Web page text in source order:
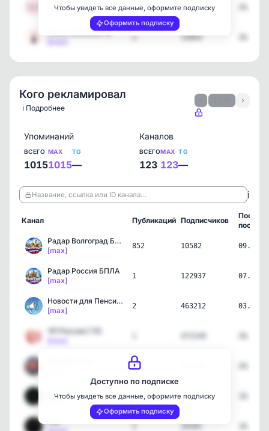
[max]
2 32515
Сozy motivation 👑
2 15854
Чтобы увидеть все данные, оформите подписку
Оформить подписку
Кого рекламировал
ℹ️ Подробнее
›
Упоминаний
ВСЕГО
1015
MAX
1015
TG
—
Каналов
ВСЕГО
123
MAX
123
TG
—
Название, ссылка или ID канала… ℹ️
Канал Публикаций Подписчиков
пост
Радар Волгоград БПЛА
[max]
852 10582
Радар Россия БПЛА
[max]
1 122937
Новости для Пенсионеров!
[max]
2 463212
ЧП Россия | 112
[max]
2
[max]
2 19869
2 20165
Доступно по подписке
Чтобы увидеть все данные, оформите подписку
Оформить подписку